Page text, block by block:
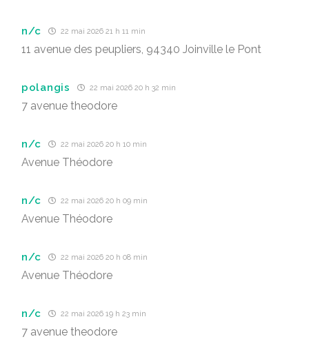
n/c 22 mai 2026 21 h 11 min
11 avenue des peupliers, 94340 Joinville le Pont
polangis 22 mai 2026 20 h 32 min
7 avenue theodore
n/c 22 mai 2026 20 h 10 min
Avenue Théodore
n/c 22 mai 2026 20 h 09 min
Avenue Théodore
n/c 22 mai 2026 20 h 08 min
Avenue Théodore
n/c 22 mai 2026 19 h 23 min
7 avenue theodore